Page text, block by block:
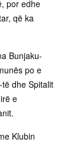
por edhe
që ka
Bunjaku-
po e
dhe Spitalit
e
Klubin